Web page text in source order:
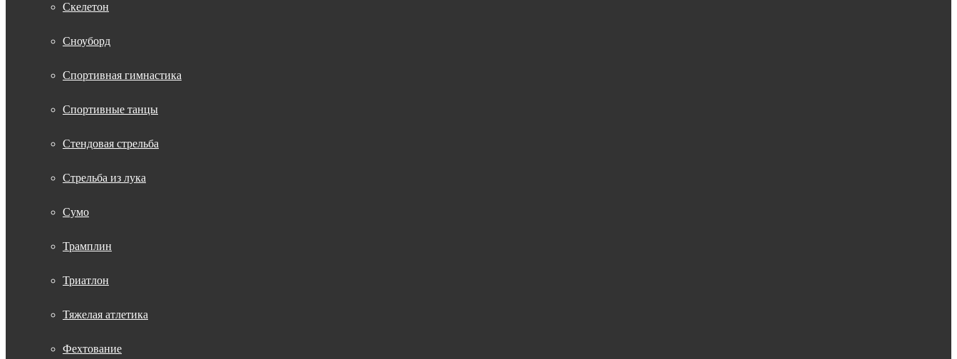
Скелетон
Сноуборд
Спортивная гимнастика
Спортивные танцы
Стендовая стрельба
Стрельба из лука
Сумо
Трамплин
Триатлон
Тяжелая атлетика
Фехтование